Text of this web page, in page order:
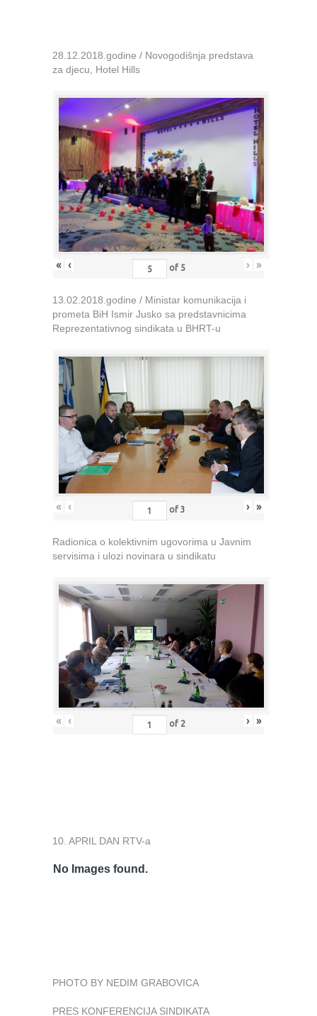
28.12.2018.godine / Novogodišnja predstava
za djecu, Hotel Hills
« ‹ of 5 › »
13.02.2018.godine / Ministar komunikacija i
prometa BiH Ismir Jusko sa predstavnicima
Reprezentativnog sindikata u BHRT-u
« ‹ of 3 › »
Radionica o kolektivnim ugovorima u Javnim
servisima i ulozi novinara u sindikatu
« ‹ of 2 › »
10. APRIL DAN RTV-a
No Images found.
PHOTO BY NEDIM GRABOVICA
PRES KONFERENCIJA SINDIKATA